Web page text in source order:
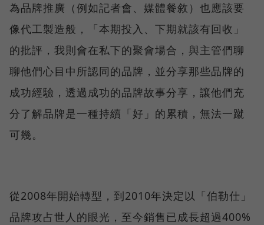
為品牌推廣（例如記者會、媒體餐敘）也應該要
像代工製造般，「本期投入、下期就該有回收」
的批評，我則會在私下的聚會場合，與主管們聊
聊他們心目中所認同的品牌，並分享那些品牌的
成功經驗，透過成功的品牌故事分享，讓他們充
分了解品牌是一種持續「好」的累積，無法一蹴
可幾。
從2008年開始轉型，到2010年決定以「伯勒仕」
品牌攻占世人的眼光，至今銷售已成長超過400%